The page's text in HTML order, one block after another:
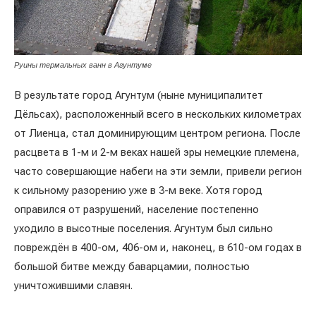
Руины термальных ванн в Агунтуме
В результате город Агунтум (ныне муниципалитет
Дёльсах), расположенный всего в нескольких километрах
от Лиенца, стал доминирующим центром региона. После
расцвета в 1-м и 2-м веках нашей эры немецкие племена,
часто совершающие набеги на эти земли, привели регион
к сильному разорению уже в 3-м веке. Хотя город
оправился от разрушений, население постепенно
уходило в высотные поселения. Агунтум был сильно
повреждён в 400-ом, 406-ом и, наконец, в 610-ом годах в
большой битве между баварцамии, полностью
уничтожившими славян.